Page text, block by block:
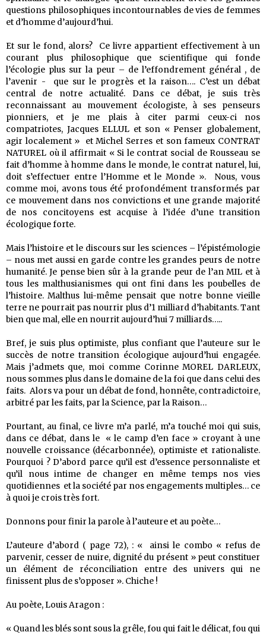
questions philosophiques incontournables de vies de femmes
et d’homme d’aujourd’hui.
Et sur le fond, alors? Ce livre appartient effectivement à un
courant plus philosophique que scientifique qui fonde
l’écologie plus sur la peur – de l’effondrement général , de
l’avenir - que sur le progrès et la raison…. C’est un débat
central de notre actualité. Dans ce débat, je suis très
reconnaissant au mouvement écologiste, à ses penseurs
pionniers, et je me plais à citer parmi ceux-ci nos
compatriotes, Jacques ELLUL et son « Penser globalement,
agir localement » et Michel Serres et son fameux CONTRAT
NATUREL où il affirmait « Si le contrat social de Rousseau se
fait d’homme à homme dans le monde, le contrat naturel, lui,
doit s’effectuer entre l’Homme et le Monde ». Nous, vous
comme moi, avons tous été profondément transformés par
ce mouvement dans nos convictions et une grande majorité
de nos concitoyens est acquise à l’idée d’une transition
écologique forte.
Mais l’histoire et le discours sur les sciences – l’épistémologie
– nous met aussi en garde contre les grandes peurs de notre
humanité. Je pense bien sûr à la grande peur de l’an MIL et à
tous les malthusianismes qui ont fini dans les poubelles de
l’histoire. Malthus lui-même pensait que notre bonne vieille
terre ne pourrait pas nourrir plus d’1 milliard d’habitants. Tant
bien que mal, elle en nourrit aujourd’hui 7 milliards…..
Bref, je suis plus optimiste, plus confiant que l’auteure sur le
succès de notre transition écologique aujourd’hui engagée.
Mais j’admets que, moi comme Corinne MOREL DARLEUX,
nous sommes plus dans le domaine de la foi que dans celui des
faits. Alors va pour un débat de fond, honnête, contradictoire,
arbitré par les faits, par la Science, par la Raison…
Pourtant, au final, ce livre m’a parlé, m’a touché moi qui suis,
dans ce débat, dans le « le camp d’en face » croyant à une
nouvelle croissance (décarbonnée), optimiste et rationaliste.
Pourquoi ? D’abord parce qu’il est d’essence personnaliste et
qu’il nous intime de changer en même temps nos vies
quotidiennes et la société par nos engagements multiples… ce
à quoi je crois très fort.
Donnons pour finir la parole à l’auteure et au poète…
L’auteure d’abord ( page 72), : « ainsi le combo « refus de
parvenir, cesser de nuire, dignité du présent » peut constituer
un élément de réconciliation entre des univers qui ne
finissent plus de s’opposer ». Chiche !
Au poète, Louis Aragon :
« Quand les blés sont sous la grêle, fou qui fait le délicat, fou qui